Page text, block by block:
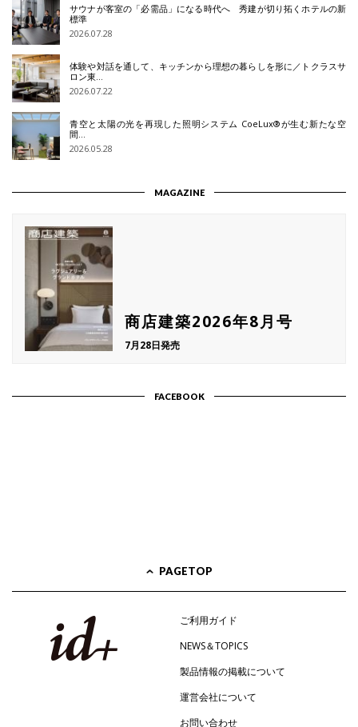
サウナが客室の「必需品」になる時代へ 秀建が切り拓くホテルの新
標準
2026.07.28
体験や対話を通して、キッチンから理想の暮らしを形に／トクラスサ
ロン東…
2026.07.22
青空と太陽の光を再現した照明システム CoeLux®が生む新たな空
間…
2026.05.28
MAGAZINE
商店建築2026年8月号
7月28日発売
FACEBOOK
PAGETOP
ご利用ガイド
NEWS＆TOPICS
製品情報の掲載について
運営会社について
お問い合わせ